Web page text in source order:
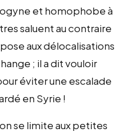
et homophobe à
saluent au contraire
aux délocalisations
; il a dit vouloir
éviter une escalade
en Syrie !
se limite aux petites